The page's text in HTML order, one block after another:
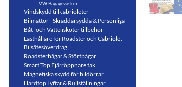
VW Bagageväskor
Vindskydd till cabrioleter
Bilmattor - Skräddarsydda & Personliga
Båt- och Vattenskoter tillbehör
Lasthållare för Roadster och Cabriolet
Bilsätesöverdrag
Roadsterbågar & Störtbågar
Smart Top Fjärröppnare tak
Magnetiska skydd för bildörrar
Hardtop Lyftar & Rullställningar